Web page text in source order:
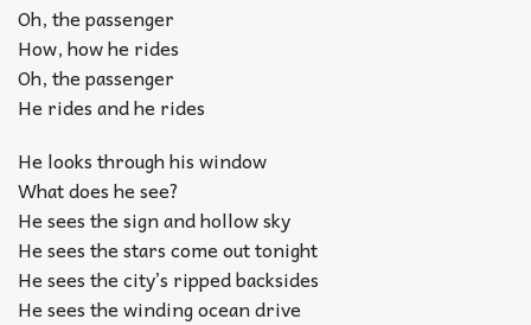
Oh, the passenger
How, how he rides
Oh, the passenger
He rides and he rides
He looks through his window
What does he see?
He sees the sign and hollow sky
He sees the stars come out tonight
He sees the city’s ripped backsides
He sees the winding ocean drive